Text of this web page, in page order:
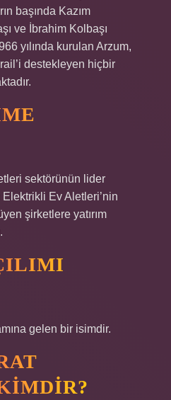
başında Kazım
ve İbrahim Kolbaşı
yılında kurulan Arzum,
destekleyen hiçbir
sektörünün lider
Ev Aletleri’nin
şirketlere yatırım
gelen bir isimdir.